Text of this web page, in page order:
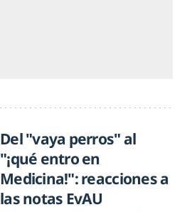
Del "vaya perros" al
"¡qué entro en
Medicina!": reacciones a
las notas EvAU